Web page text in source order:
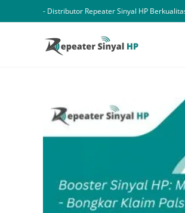
to
- Distributor Repeater Sinyal HP